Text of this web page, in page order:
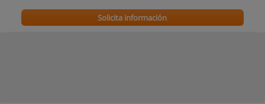
Solicita información